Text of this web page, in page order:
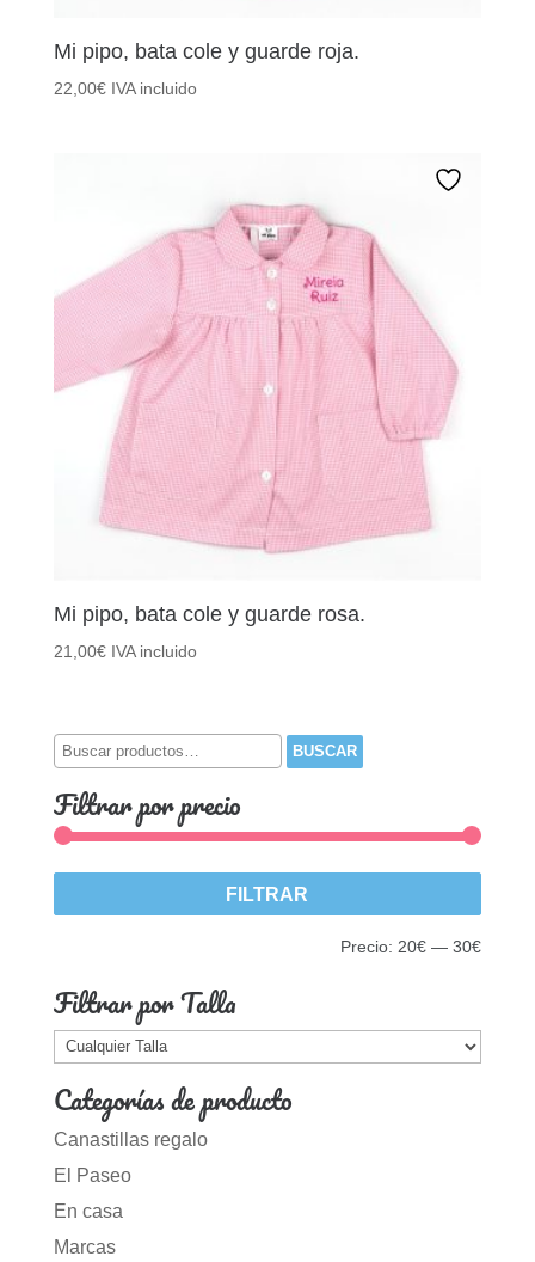
Mi pipo, bata cole y guarde roja.
22,00€ IVA incluido
Mi pipo, bata cole y guarde rosa.
21,00€ IVA incluido
Buscar
por:
BUSCAR
Filtrar por precio
Precio
Precio
FILTRAR
Precio: 20€ —30€
Filtrar por Talla
Categorías de producto
Canastillas regalo
El Paseo
En casa
Marcas